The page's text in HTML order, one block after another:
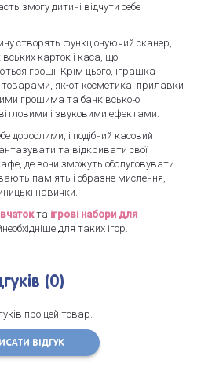
змогу дитині відчути себе
створять функціонуючий сканер,
карток і каса, що
гроші. Крім цього, іграшка
як-от косметика, прилавки
грошима та банківською
і звуковими ефектами.
дорослими, і подібний касовий
та відкривати свої
де вони зможуть обслуговувати
пам'ять і образне мислення,
навички.
та ігрові набори для
для таких ігор.
(0)
про цей товар.
ВІДГУК